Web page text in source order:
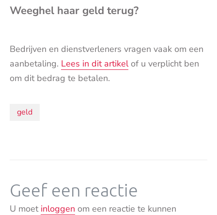
Weeghel haar geld terug?
Bedrijven en dienstverleners vragen vaak om een
aanbetaling. Lees in dit artikelof u verplicht ben
om dit bedrag te betalen.
Onderwerpen:
geld
Geef een reactie
U moet inloggen om een reactie te kunnen